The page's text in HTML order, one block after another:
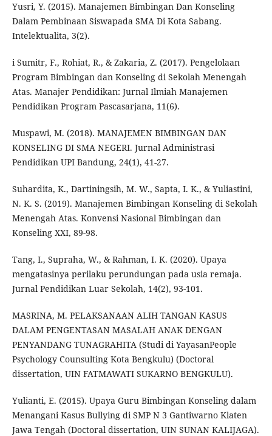
Yusri, Y. (2015). Manajemen Bimbingan Dan Konseling
Dalam Pembinaan Siswapada SMA Di Kota Sabang.
Intelektualita, 3(2).
i Sumitr, F., Rohiat, R., & Zakaria, Z. (2017). Pengelolaan
Program Bimbingan dan Konseling di Sekolah Menengah
Atas. Manajer Pendidikan: Jurnal Ilmiah Manajemen
Pendidikan Program Pascasarjana, 11(6).
Muspawi, M. (2018). MANAJEMEN BIMBINGAN DAN
KONSELING DI SMA NEGERI. Jurnal Administrasi
Pendidikan UPI Bandung, 24(1), 41-27.
Suhardita, K., Dartiningsih, M. W., Sapta, I. K., & Yuliastini,
N. K. S. (2019). Manajemen Bimbingan Konseling di Sekolah
Menengah Atas. Konvensi Nasional Bimbingan dan
Konseling XXI, 89-98.
Tang, I., Supraha, W., & Rahman, I. K. (2020). Upaya
mengatasinya perilaku perundungan pada usia remaja.
Jurnal Pendidikan Luar Sekolah, 14(2), 93-101.
MASRINA, M. PELAKSANAAN ALIH TANGAN KASUS
DALAM PENGENTASAN MASALAH ANAK DENGAN
PENYANDANG TUNAGRAHITA (Studi di YayasanPeople
Psychology Counsulting Kota Bengkulu) (Doctoral
dissertation, UIN FATMAWATI SUKARNO BENGKULU).
Yulianti, E. (2015). Upaya Guru Bimbingan Konseling dalam
Menangani Kasus Bullying di SMP N 3 Gantiwarno Klaten
Jawa Tengah (Doctoral dissertation, UIN SUNAN KALIJAGA).